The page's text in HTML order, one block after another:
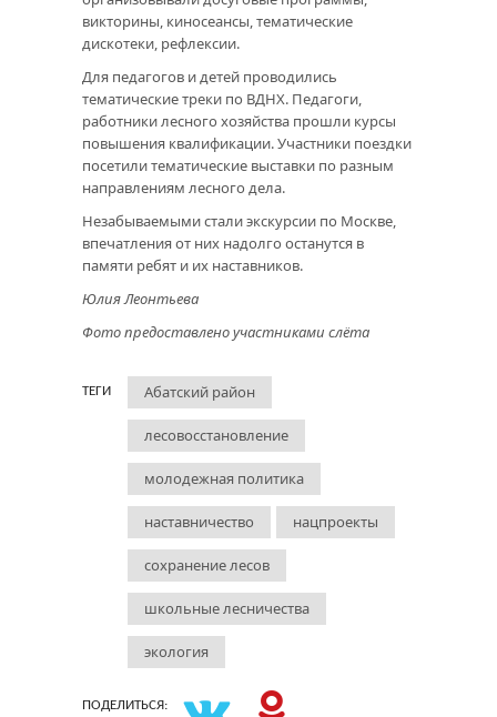
викторины, киносеансы, тематические
дискотеки, рефлексии.
Для педагогов и детей проводились
тематические треки по ВДНХ. Педагоги,
работники лесного хозяйства прошли курсы
повышения квалификации. Участники поездки
посетили тематические выставки по разным
направлениям лесного дела.
Незабываемыми стали экскурсии по Москве,
впечатления от них надолго останутся в
памяти ребят и их наставников.
Юлия Леонтьева
Фото предоставлено участниками слёта
ТЕГИ Абатский район
лесовосстановление
молодежная политика
наставничество нацпроекты
сохранение лесов
школьные лесничества
экология
ПОДЕЛИТЬСЯ: